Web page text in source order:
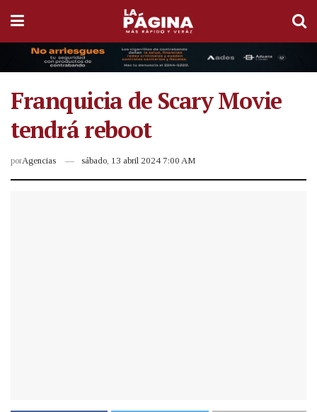
Franquicia de Scary Movie
tendrá reboot
porAgencias sábado, 13 abril 2024 7:00 AM